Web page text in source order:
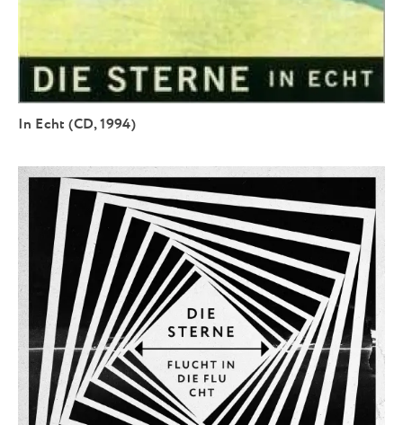
In Echt (CD, 1994)